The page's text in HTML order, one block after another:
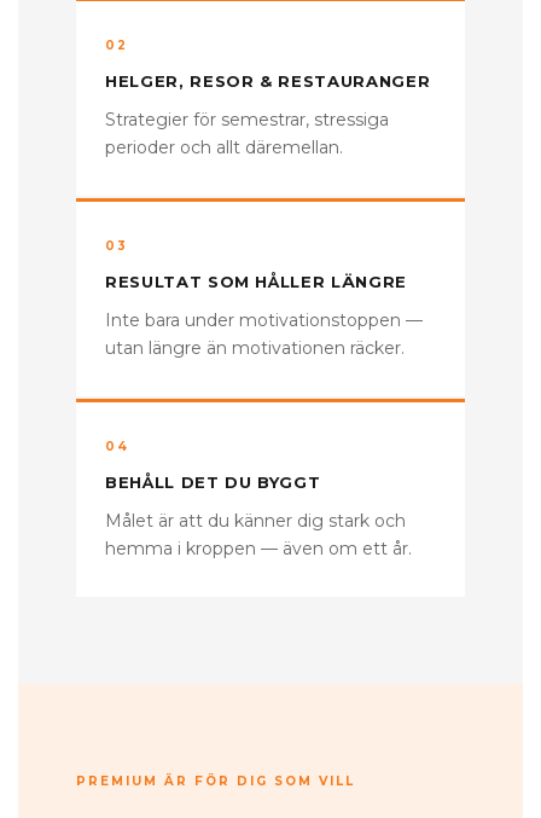
02
HELGER, RESOR & RESTAURANGER
Strategier för semestrar, stressiga
perioder och allt däremellan.
03
RESULTAT SOM HÅLLER LÄNGRE
Inte bara under motivationstoppen —
utan längre än motivationen räcker.
04
BEHÅLL DET DU BYGGT
Målet är att du känner dig stark och
hemma i kroppen — även om ett år.
PREMIUM ÄR FÖR DIG SOM VILL